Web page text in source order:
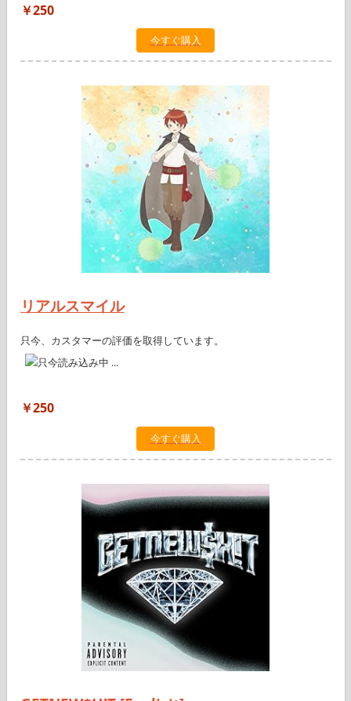
￥250
今すぐ購入
リアルスマイル
只今、カスタマーの評価を取得しています。
￥250
今すぐ購入